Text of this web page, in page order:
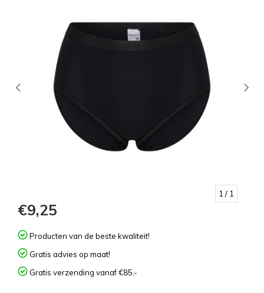
1 / 1
€9,25
Producten van de beste kwaliteit!
Gratis advies op maat!
Gratis verzending vanaf €85,-